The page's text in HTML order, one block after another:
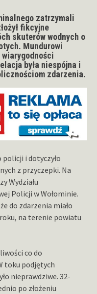
zatrzymali
fikcyjne
skuterów wodnych o
Mundurowi
była niespójna i
zdarzenia.
policji i dotyczyło
z przyczepki. Na
Wydziału
Policji w Wołominie.
do zdarzenia miało
na terenie powiatu
co do
toku podjętych
nieprawdziwe. 32-
po złożeniu